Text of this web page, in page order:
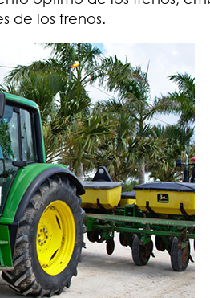
de los frenos.